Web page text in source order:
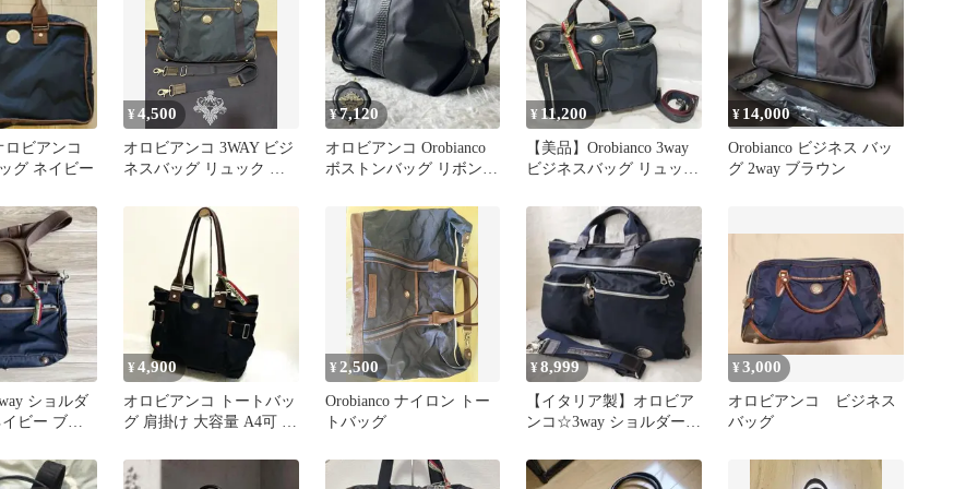
ロビアンコ
グ ネイビー
¥4,500
オロビアンコ 3WAY ビジ
ネスバッグ リュック シ
袋付
¥7,120
オロビアンコ Orobianco
ボストンバッグ リボン
¥ 11,200
【美品】Orobianco 3way
ビジネスバッグ リュック
¥ 14,000
Orobianco ビジネス バッ
グ 2way ブラウン
ショルダ
ビー ブラ
¥4,900
オロビアンコ トートバッ
グ 肩掛け 大容量 A4可 ブ
¥ 2,500
Orobianco ナイロン トー
トバッグ
¥8,999
【イタリア製】オロビア
ンコ☆3way ショルダーバ
ッグ
¥3,000
オロビアンコ ビジネス
バッグ